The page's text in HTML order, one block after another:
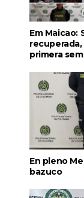
Em Maicao:
primera
En pleno
bazuco